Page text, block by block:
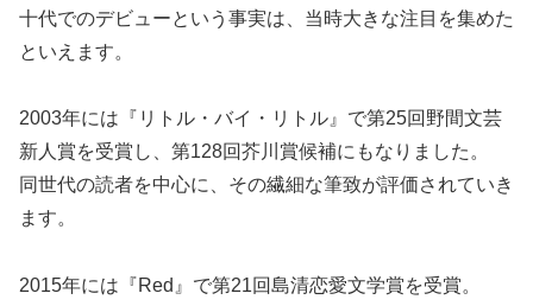
十代でのデビューという事実は、当時大きな注目を集めた
といえます。
2003年には『リトル・バイ・リトル』で第25回野間文芸
新人賞を受賞し、第128回芥川賞候補にもなりました。
同世代の読者を中心に、その繊細な筆致が評価されていき
ます。
2015年には『Red』で第21回島清恋愛文学賞を受賞。